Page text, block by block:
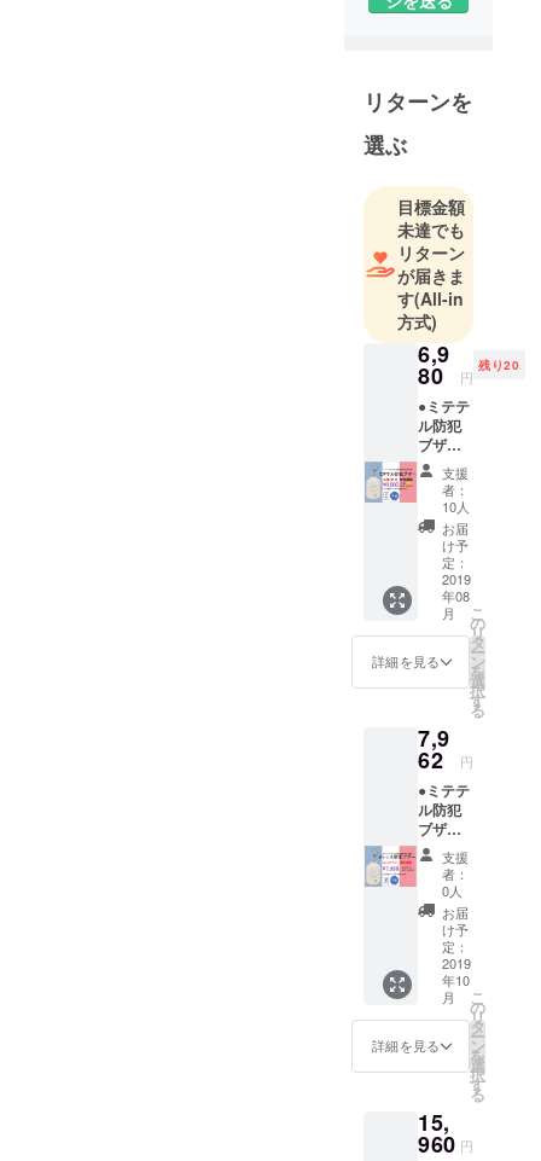
トロベリー
コーンズに
提供した温
度管理シス
テムがIT
Japan Award
2017を受
賞。
リターンを
選ぶ
目標金額
未達でも
リターン
が届きま
す(All-in
方式)
6,9
80 円
残り20
●ミテテ
ル防犯
ブザー
本体 1
台 ●ミ
テテル
クラウ
ド料 1
年分 ●
回線登
録料 0
円 ●送
料 0円
●解約手
数料 0
円
支援
者：
10人
お届
け予
定：
2019
年08
月
詳細を見る
こ
の
リ
タ
ー
ン
を
選
択
す
る
7,9
62 円
●ミテテ
ル防犯
ブザー
本体 1
台 ●ミ
テテル
クラウ
ド料 1
年分 ●
回線登
録料 0
円 ●送
料 0円
●解約手
数料 0
円
支援
者：
0人
お届
け予
定：
2019
年10
月
詳細を見る
こ
の
リ
タ
ー
ン
を
選
択
す
る
15,
960 円